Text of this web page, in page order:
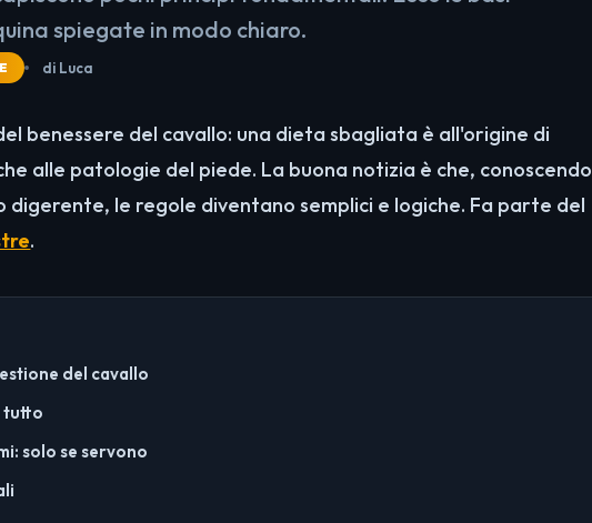
spiegate in modo chiaro.
di Luca
benessere del cavallo: una dieta sbagliata è all'origine di
alle patologie del piede. La buona notizia è che, conoscendo
le regole diventano semplici e logiche. Fa parte del
.
del cavallo
tutto
solo se servono